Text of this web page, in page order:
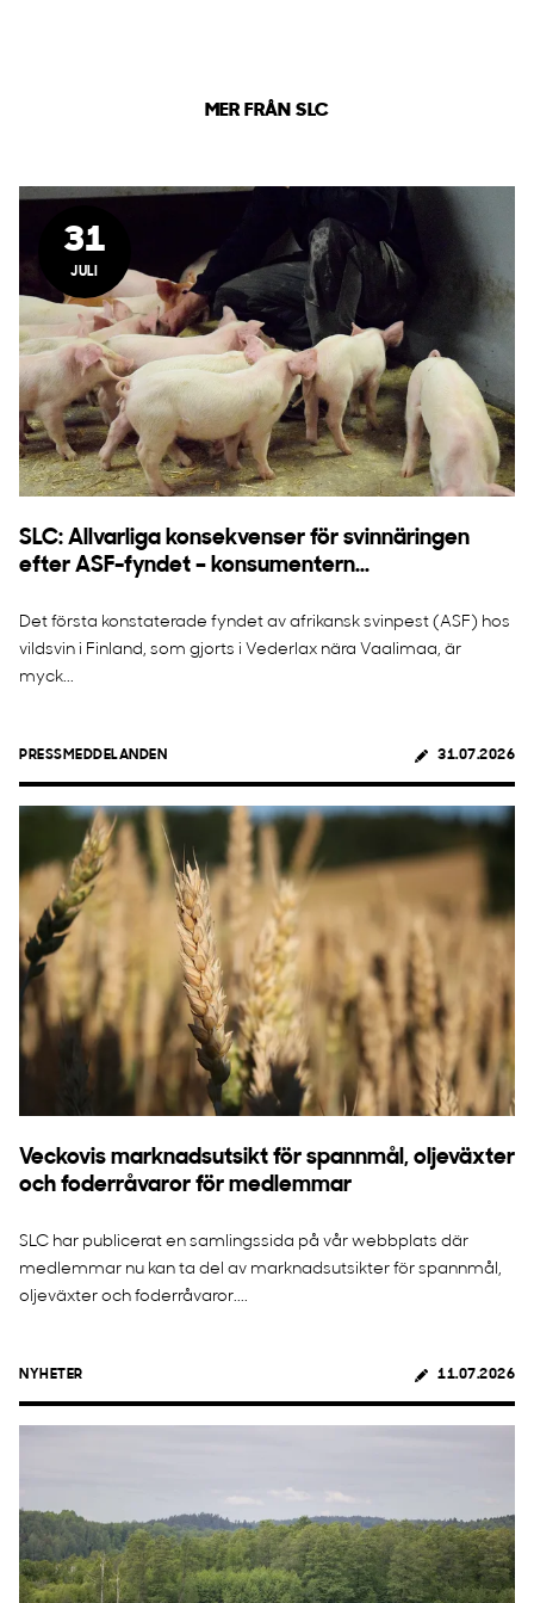
MER FRÅN SLC
31
JULI
SLC: Allvarliga konsekvenser för svinnäringen
efter ASF-fyndet – konsumentern...
Det första konstaterade fyndet av afrikansk svinpest (ASF) hos
vildsvin i Finland, som gjorts i Vederlax nära Vaalimaa, är
myck...
PRESSMEDDELANDEN 31.07.2026
Veckovis marknadsutsikt för spannmål, oljeväxter
och foderråvaror för medlemmar
SLC har publicerat en samlingssida på vår webbplats där
medlemmar nu kan ta del av marknadsutsikter för spannmål,
oljeväxter och foderråvaror....
NYHETER 11.07.2026